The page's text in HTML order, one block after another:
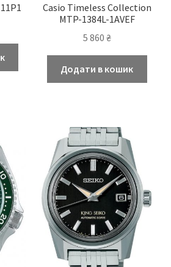
Casio Timeless Сollection
MTP-1384L-1AVEF
5 860 ₴
Додати в кошик